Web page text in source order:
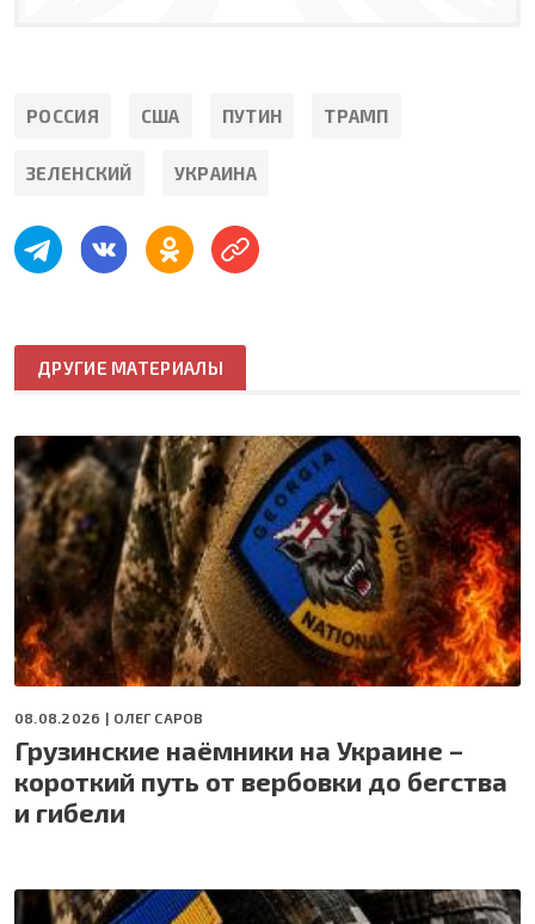
РОССИЯ США ПУТИН ТРАМП
ЗЕЛЕНСКИЙ УКРАИНА
ДРУГИЕ МАТЕРИАЛЫ
08.08.2026 | ОЛЕГ САРОВ
Грузинские наёмники на Украине –
короткий путь от вербовки до бегства
и гибели